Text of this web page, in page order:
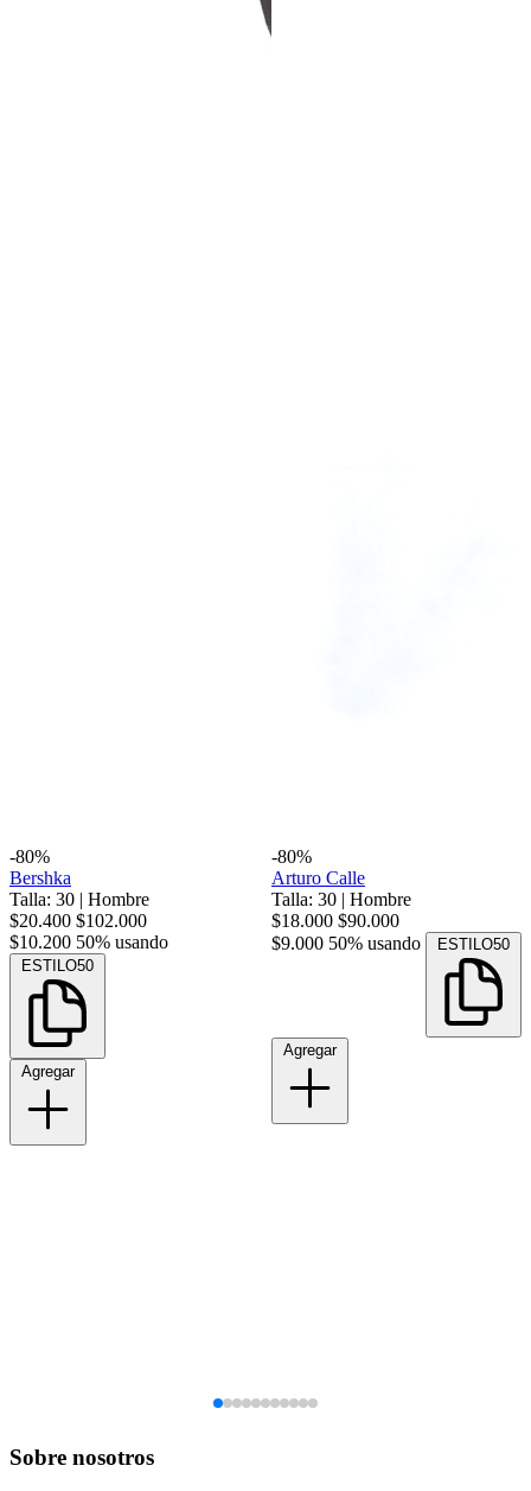
-80%
Bershka
Talla: 30 | Hombre
$20.400 $102.000
$10.200 50% usando
ESTILO50
Agregar
-80%
Arturo Calle
Talla: 30 | Hombre
$18.000 $90.000
$9.000 50% usando ESTILO50
Agregar
Sobre nosotros